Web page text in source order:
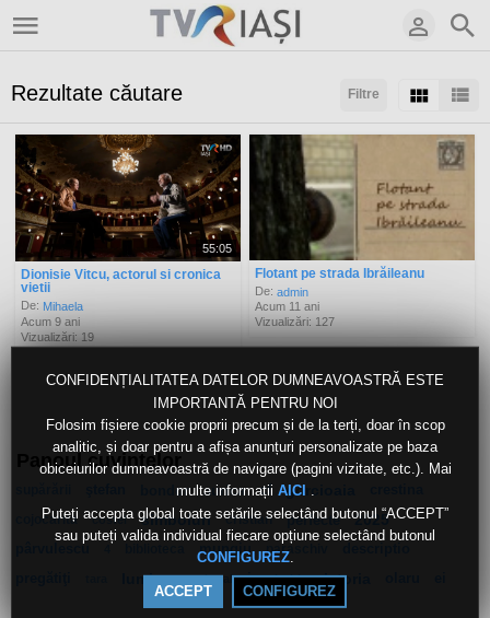
CONFIDENȚIALITATEA DATELOR DUMNEAVOASTRĂ ESTE
IMPORTANTĂ PENTRU NOI
Folosim fișiere cookie proprii precum și de la terți, doar în scop
analitic, și doar pentru a afișa anunțuri personalizate pe baza
obiceiurilor dumneavoastră de navigare (pagini vizitate, etc.). Mai
multe informații AICI .
Puteți accepta global toate setările selectând butonul “ACCEPT”
sau puteți valida individual fiecare opțiune selectând butonul
CONFIGUREZ.
ACCEPT CONFIGUREZ
Filtre
Rezultate căutare
Sortaţi după:
Arată:
Rezultate/pagină:
55:05
Dionisie Vitcu, actorul si cronica
vietii
De: Mihaela
Acum 9 ani
Vizualizări: 19
Flotant pe strada Ibrăileanu
De:admin
Acum 11 ani
Vizualizări: 127
Panoul cuvintelor
bondor aurica cf gorcioaia
cojocarita
costel simboluri cristian perfecte 2025
mungiu paraschiv
lumina regional in bobi victoria